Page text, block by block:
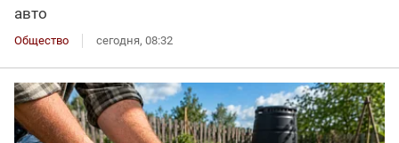
авто
Общество сегодня, 08:32